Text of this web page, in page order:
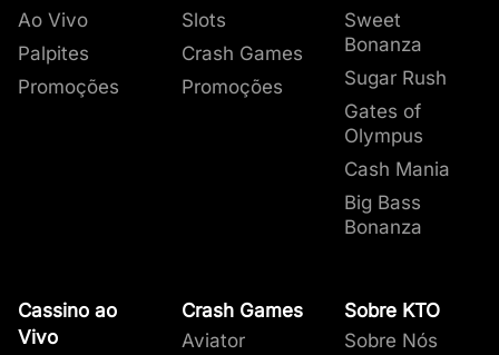
Ao Vivo
Palpites
Promoções
Slots
Crash Games
Promoções
Sweet
Bonanza
Sugar Rush
Gates of
Olympus
Cash Mania
Big Bass
Bonanza
Cassino ao
Vivo
Crash Games
Aviator
Sobre KTO
Sobre Nós